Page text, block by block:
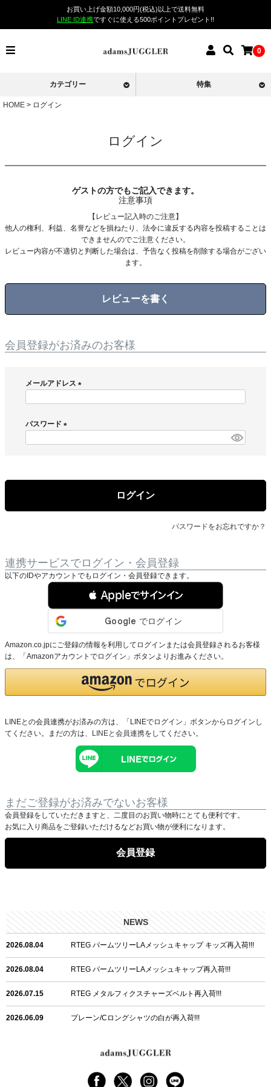
お買い上げ金額10,000円(税込)以上で送料無料
LINE ID連携ですぐに使える500ポイントプレゼント!!
0
カテゴリー 特集
HOME ログイン
ログイン
ゲストの方でもご記入できます。
注意事項
【レビュー記入時のご注意】
他人の権利、利益、名誉などを損ねたり、法令に違反する内容を投稿することは
できませんのでご注意ください。
レビュー内容が不適切と判断した場合は、予告なく投稿を削除する場合がござい
ます。
レビューを書く
会員登録がお済みのお客様
メールアドレス
)
パスワード
ログイン
パスワードをお忘れですか？
連携サービスでログイン・会員登録
以下のIDやアカウントでもログイン・会員登録できます。
 Appleでサインイン
Amazon.co.jpにご登録の情報を利用してログインまたは会員登録されるお客様
は、「Amazonアカウントでログイン」ボタンよりお進みください。
LINEとの会員連携がお済みの方は、「LINEでログイン」ボタンからログインし
てください。まだの方は、 LINEと会員連携をしてください。
まだご登録がお済みでないお客様
会員登録をしていただきますと、二度目のお買い物時にとても便利です。
お気に入り商品をご登録いただけるなどお買い物が便利になります。
会員登録
NEWS
2026.08.04 RTEG パームツリーLAメッシュキャップ キッズ再入荷!!!
2026.08.04 RTEG パームツリーLAメッシュキャップ再入荷!!!
2026.07.15 RTEG メタルフィクスチャーズベルト再入荷!!!
2026.06.09 プレーン/Cロングシャツの白が再入荷!!!